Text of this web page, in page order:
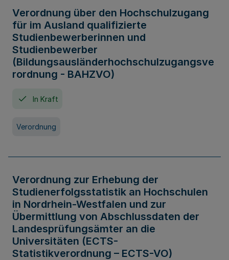
Verordnung über den Hochschulzugang
für im Ausland qualifizierte
Studienbewerberinnen und
Studienbewerber
(Bildungsausländerhochschulzugangsve
rordnung - BAHZVO)
In Kraft
Verordnung
Verordnung zur Erhebung der
Studienerfolgsstatistik an Hochschulen
in Nordrhein-Westfalen und zur
Übermittlung von Abschlussdaten der
Landesprüfungsämter an die
Universitäten (ECTS-
Statistikverordnung – ECTS-VO)